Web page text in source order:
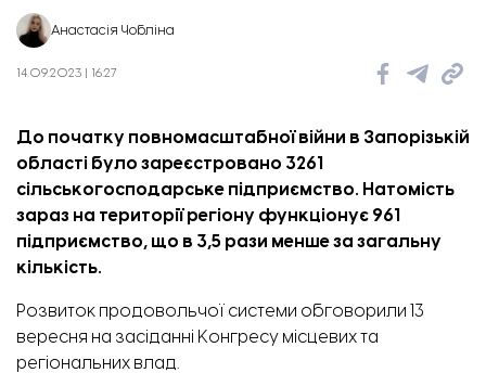
Анастасія Чобліна
14.09.2023 | 16:27
До початку повномасштабної війни в Запорізькій
області було зареєстровано 3261
сільськогосподарське підприємство. Натомість
зараз на території регіону функціонує 961
підприємство, що в 3,5 рази менше за загальну
кількість.
Розвиток продовольчої системи обговорили 13
вересня на засіданні Конгресу місцевих та
регіональних влад.